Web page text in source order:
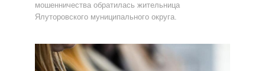
мошенничества обратилась жительница
Ялуторовского муниципального округа.